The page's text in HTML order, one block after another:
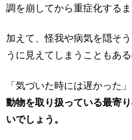
調を崩してから重症化する
加えて、怪我や病気を隠そ
うに見えてしまうこともある
「気づいた時には遅かった
動物を取り扱っている最寄
いでしょう。